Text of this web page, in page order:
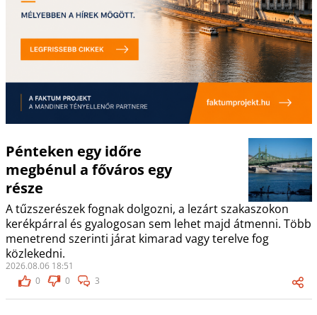
Pénteken egy időre
megbénul a főváros egy
része
A tűzszerészek fognak dolgozni, a lezárt szakaszokon
kerékpárral és gyalogosan sem lehet majd átmenni. Több
menetrend szerinti járat kimarad vagy terelve fog
közlekedni.
2026.08.06 18:51
0
0 3